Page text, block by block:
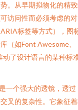
。从早期拟物化的精
访问性而必须考虑的
标签等方式），图
（如Font Awesome、
了设计语言的某种标
一个强大的透镜，透过
叉的复杂性。它象征